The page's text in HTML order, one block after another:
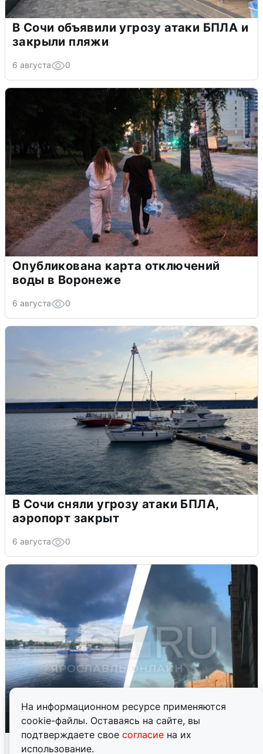
На информационном ресурсе применяются
cookie-файлы. Оставаясь на сайте, вы
подтверждаете свое согласие на их
использование.
В Сочи объявили угрозу атаки БПЛА и
закрыли пляжи
6 августа 0
Опубликована карта отключений
воды в Воронеже
6 августа 0
В Сочи сняли угрозу атаки БПЛА,
аэропорт закрыт
6 августа 0
Ночная атака БПЛА на Ярославль: